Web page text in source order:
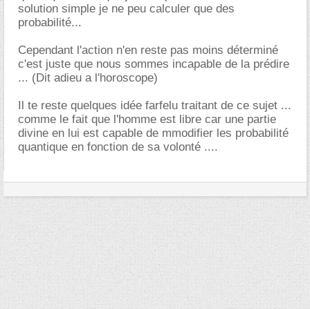
solution simple je ne peu calculer que des
probabilité...
Cependant l'action n'en reste pas moins déterminé
c'est juste que nous sommes incapable de la prédire
... (Dit adieu a l'horoscope)
Il te reste quelques idée farfelu traitant de ce sujet ...
comme le fait que l'homme est libre car une partie
divine en lui est capable de mmodifier les probabilité
quantique en fonction de sa volonté ....